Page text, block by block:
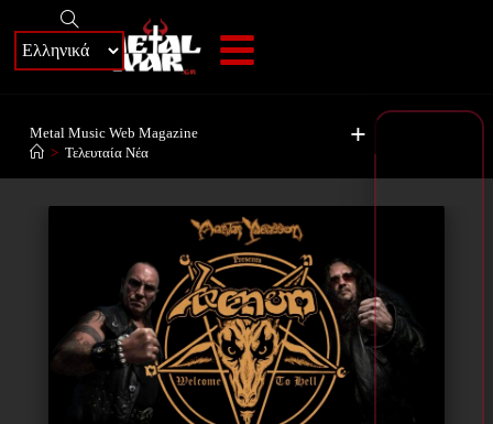
+
Metal Music Web Magazine
> Τελευταία Νέα